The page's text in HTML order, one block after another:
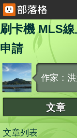
刷卡機 MLS
申請
作家：洪
文章
文章列表